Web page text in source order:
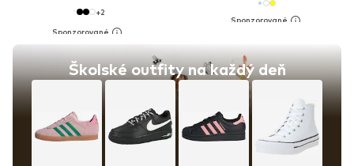
+2
Školské outfity na každý deň